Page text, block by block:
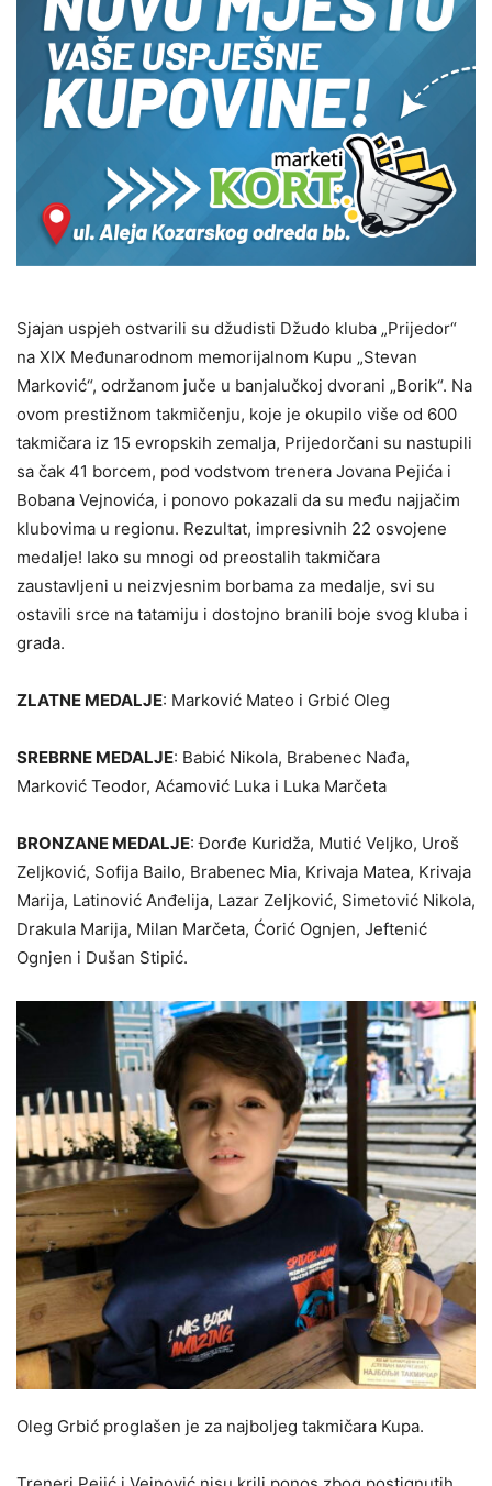
Sjajan uspjeh ostvarili su džudisti Džudo kluba „Prijedor“
na XIX Međunarodnom memorijalnom Kupu „Stevan
Marković“, održanom juče u banjalučkoj dvorani „Borik“. Na
ovom prestižnom takmičenju, koje je okupilo više od 600
takmičara iz 15 evropskih zemalja, Prijedorčani su nastupili
sa čak 41 borcem, pod vodstvom trenera Jovana Pejića i
Bobana Vejnovića, i ponovo pokazali da su među najjačim
klubovima u regionu. Rezultat, impresivnih 22 osvojene
medalje! Iako su mnogi od preostalih takmičara
zaustavljeni u neizvjesnim borbama za medalje, svi su
ostavili srce na tatamiju i dostojno branili boje svog kluba i
grada.
ZLATNE MEDALJE: Marković Mateo i Grbić Oleg
SREBRNE MEDALJE: Babić Nikola, Brabenec Nađa,
Marković Teodor, Aćamović Luka i Luka Marčeta
BRONZANE MEDALJE: Đorđe Kuridža, Mutić Veljko, Uroš
Zeljković, Sofija Bailo, Brabenec Mia, Krivaja Matea, Krivaja
Marija, Latinović Anđelija, Lazar Zeljković, Simetović Nikola,
Drakula Marija, Milan Marčeta, Ćorić Ognjen, Jeftenić
Ognjen i Dušan Stipić.
Oleg Grbić proglašen je za najboljeg takmičara Kupa.